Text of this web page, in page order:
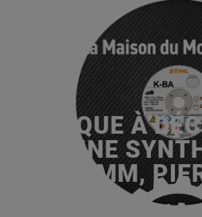
DISQUE À
RÉSINE
400 MM,